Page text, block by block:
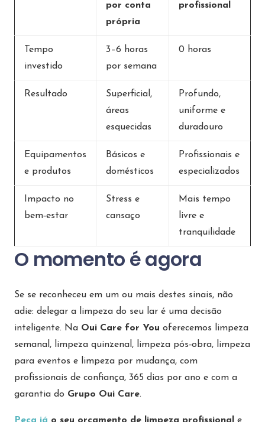
por conta
própria
profissional
Tempo
investido
3–6 horas
por semana
0 horas
Resultado
Superficial,
áreas
esquecidas
Profundo,
uniforme e
duradouro
Equipamentos
e produtos
Básicos e
domésticos
Profissionais e
especializados
Impacto no
bem‑estar
Stress e
cansaço
Mais tempo
livre e
tranquilidade
O momento é agora
Se se reconheceu em um ou mais destes sinais, não
adie: delegar a limpeza do seu lar é uma decisão
inteligente. Na Oui Care for You oferecemos limpeza
semanal, limpeza quinzenal, limpeza pós‑obra, limpeza
para eventos e limpeza por mudança, com
profissionais de confiança, 365 dias por ano e com a
garantia do Grupo Oui Care.